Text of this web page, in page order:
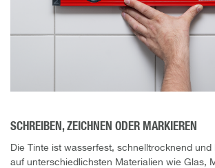
SCHREIBEN, ZEICHNEN ODER MARKIEREN
Die Tinte ist wasserfest, schnelltrocknend und
auf unterschiedlichsten Materialien wie Glas,